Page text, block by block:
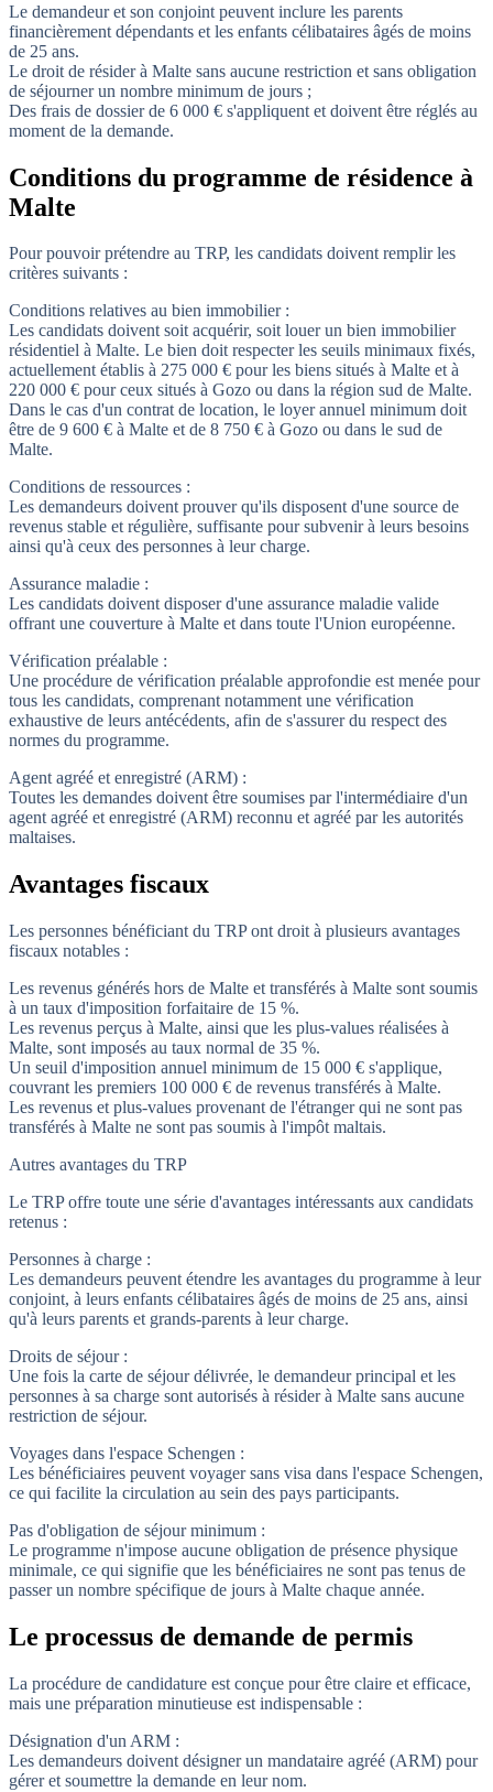
Le demandeur et son conjoint peuvent inclure les parents
financièrement dépendants et les enfants célibataires âgés de moins
de 25 ans.
Le droit de résider à Malte sans aucune restriction et sans obligation
de séjourner un nombre minimum de jours ;
Des frais de dossier de 6 000 € s'appliquent et doivent être réglés au
moment de la demande.
Conditions du programme de résidence à
Malte
Pour pouvoir prétendre au TRP, les candidats doivent remplir les
critères suivants :
Conditions relatives au bien immobilier :
Les candidats doivent soit acquérir, soit louer un bien immobilier
résidentiel à Malte. Le bien doit respecter les seuils minimaux fixés,
actuellement établis à 275 000 € pour les biens situés à Malte et à
220 000 € pour ceux situés à Gozo ou dans la région sud de Malte.
Dans le cas d'un contrat de location, le loyer annuel minimum doit
être de 9 600 € à Malte et de 8 750 € à Gozo ou dans le sud de
Malte.
Conditions de ressources :
Les demandeurs doivent prouver qu'ils disposent d'une source de
revenus stable et régulière, suffisante pour subvenir à leurs besoins
ainsi qu'à ceux des personnes à leur charge.
Assurance maladie :
Les candidats doivent disposer d'une assurance maladie valide
offrant une couverture à Malte et dans toute l'Union européenne.
Vérification préalable :
Une procédure de vérification préalable approfondie est menée pour
tous les candidats, comprenant notamment une vérification
exhaustive de leurs antécédents, afin de s'assurer du respect des
normes du programme.
Agent agréé et enregistré (ARM) :
Toutes les demandes doivent être soumises par l'intermédiaire d'un
agent agréé et enregistré (ARM) reconnu et agréé par les autorités
maltaises.
Avantages fiscaux
Les personnes bénéficiant du TRP ont droit à plusieurs avantages
fiscaux notables :
Les revenus générés hors de Malte et transférés à Malte sont soumis
à un taux d'imposition forfaitaire de 15 %.
Les revenus perçus à Malte, ainsi que les plus-values réalisées à
Malte, sont imposés au taux normal de 35 %.
Un seuil d'imposition annuel minimum de 15 000 € s'applique,
couvrant les premiers 100 000 € de revenus transférés à Malte.
Les revenus et plus-values provenant de l'étranger qui ne sont pas
transférés à Malte ne sont pas soumis à l'impôt maltais.
Autres avantages du TRP
Le TRP offre toute une série d'avantages intéressants aux candidats
retenus :
Personnes à charge :
Les demandeurs peuvent étendre les avantages du programme à leur
conjoint, à leurs enfants célibataires âgés de moins de 25 ans, ainsi
qu'à leurs parents et grands-parents à leur charge.
Droits de séjour :
Une fois la carte de séjour délivrée, le demandeur principal et les
personnes à sa charge sont autorisés à résider à Malte sans aucune
restriction de séjour.
Voyages dans l'espace Schengen :
Les bénéficiaires peuvent voyager sans visa dans l'espace Schengen,
ce qui facilite la circulation au sein des pays participants.
Pas d'obligation de séjour minimum :
Le programme n'impose aucune obligation de présence physique
minimale, ce qui signifie que les bénéficiaires ne sont pas tenus de
passer un nombre spécifique de jours à Malte chaque année.
Le processus de demande de permis
La procédure de candidature est conçue pour être claire et efficace,
mais une préparation minutieuse est indispensable :
Désignation d'un ARM :
Les demandeurs doivent désigner un mandataire agréé (ARM) pour
gérer et soumettre la demande en leur nom.